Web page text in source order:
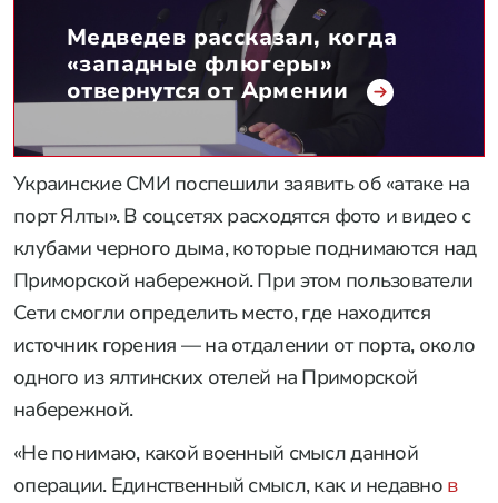
Медведев рассказал, когда
«западные флюгеры»
отвернутся от Армении
Украинские СМИ поспешили заявить об «атаке на
порт Ялты». В соцсетях расходятся фото и видео с
клубами черного дыма, которые поднимаются над
Приморской набережной. При этом пользователи
Сети смогли определить место, где находится
источник горения — на отдалении от порта, около
одного из ялтинских отелей на Приморской
набережной.
«Не понимаю, какой военный смысл данной
операции. Единственный смысл, как и недавно в